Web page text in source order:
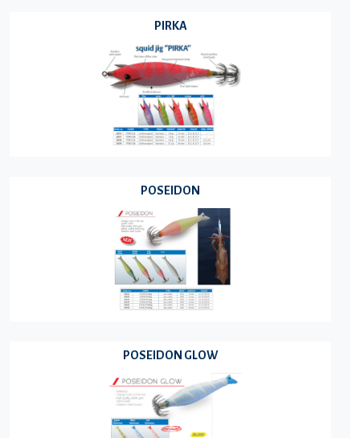
PIRKA
POSEIDON
POSEIDON GLOW